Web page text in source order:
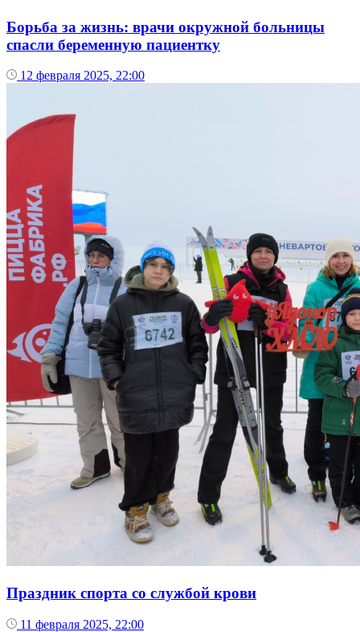
Борьба за жизнь: врачи окружной больницы
спасли беременную пациентку
12 февраля 2025, 22:00
Праздник спорта со службой крови
11 февраля 2025, 22:00